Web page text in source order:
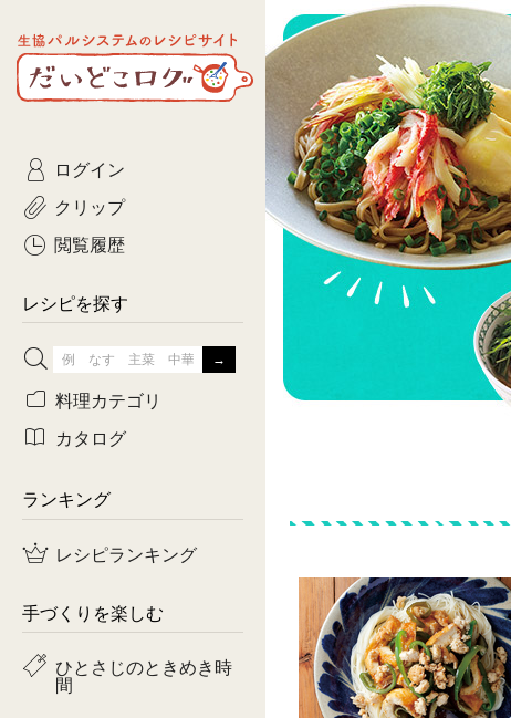
生協パルシステムのレシピ
サイト
だいどこログ
ログイン
クリップ
閲覧履歴
レシピを探す
ひとさじ
農家生ま
おきらくだ
3日分ごは
3日分ごは
つくりお
がんば
鶏肉
魚
ピーマン
トマト
料理カテゴリ
主菜
サラダ・あえもの
常備菜・作りおき
おつまみ
カタログ
コトコト
Kinari
yumyumいっしょごは
ぷれーんぺいじ
乾物屋さん
ランキング
レシピランキング
手づくりを楽しむ
ひとさじのときめき時
間